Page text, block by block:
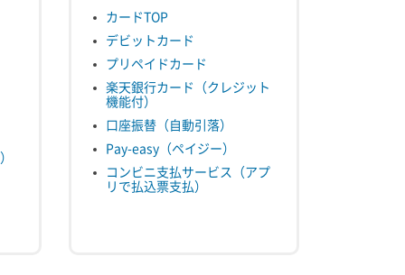
カードTOP
デビットカード
プリペイドカード
楽天銀行カード（クレジット
機能付）
口座振替（自動引落）
Pay-easy（ペイジー）
コンビニ支払サービス（アプ
リで払込票支払）